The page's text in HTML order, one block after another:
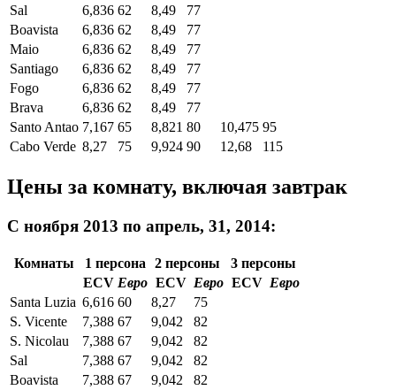
Sal
6,836 62 8,49
77
Boavista
6,836 62 8,49
77
Maio
6,836 62 8,49
77
Santiago
6,836 62 8,49
77
Fogo
6,836 62 8,49
77
Brava
6,836 62 8,49
77
Santo Antao 7,167 65 8,821 80 10,475 95
Cabo Verde 8,27 75 9,924 90 12,68 115
Цены за комнату, включая завтрак
С ноября 2013 по апрель, 31, 2014:
Комнаты 1 персона 2 персоны
3 персоны
ECV Евро ECV Евро ECV Евро
Santa Luzia 6,616 60 8,27
75
S. Vicente
7,388 67 9,042
82
S. Nicolau
7,388 67 9,042
82
Sal
7,388 67 9,042
82
Boavista
7,388 67 9,042
82